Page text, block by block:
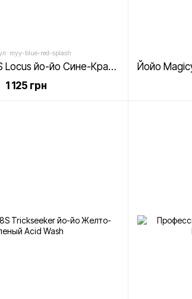
myy-blue-red-splash
Magicyoyo V6S Locus йо-йо Сине-Красный Splash
1 125 грн